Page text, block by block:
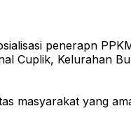
penerapn
Cuplik, Kelurahan
masyarakat yang